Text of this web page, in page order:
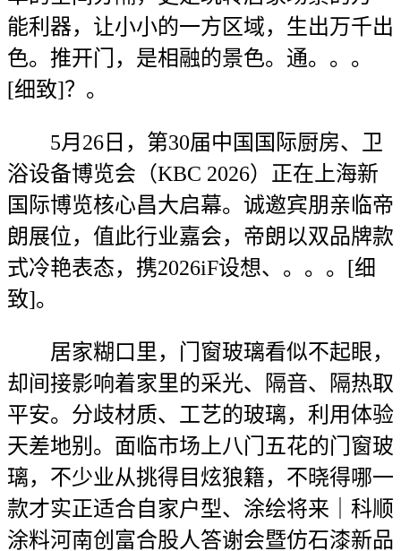
能利器，让小小的一方区域，生出万千出
色。推开门，是相融的景色。通。。。
[细致]？。
5月26日，第30届中国国际厨房、卫
浴设备博览会（KBC 2026）正在上海新
国际博览核心昌大启幕。诚邀宾朋亲临帝
朗展位，值此行业嘉会，帝朗以双品牌款
式冷艳表态，携2026iF设想、。。。[细
致]。
居家糊口里，门窗玻璃看似不起眼，
却间接影响着家里的采光、隔音、隔热取
平安。分歧材质、工艺的玻璃，利用体验
天差地别。面临市场上八门五花的门窗玻
璃，不少业从挑得目炫狼籍，不晓得哪一
款才实正适合自家户型、涂绘将来｜科顺
涂料河南创富合股人答谢会暨仿石漆新品